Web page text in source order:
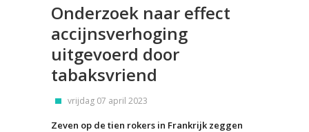
Onderzoek naar effect
accijnsverhoging
uitgevoerd door
tabaksvriend
vrijdag 07 april 2023
Zeven op de tien rokers in Frankrijk zeggen